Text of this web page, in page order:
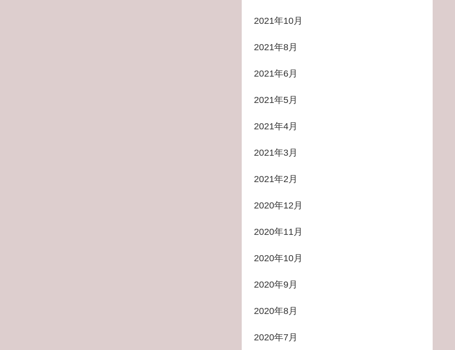
2021年10月
2021年8月
2021年6月
2021年5月
2021年4月
2021年3月
2021年2月
2020年12月
2020年11月
2020年10月
2020年9月
2020年8月
2020年7月